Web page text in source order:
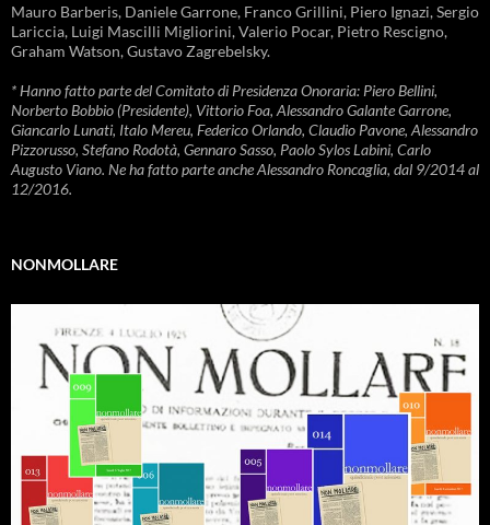
Mauro Barberis, Daniele Garrone, Franco Grillini, Piero Ignazi, Sergio
Lariccia, Luigi Mascilli Migliorini, Valerio Pocar, Pietro Rescigno,
Graham Watson, Gustavo Zagrebelsky.
* Hanno fatto parte del Comitato di Presidenza Onoraria: Piero Bellini,
Norberto Bobbio (Presidente), Vittorio Foa, Alessandro Galante Garrone,
Giancarlo Lunati, Italo Mereu, Federico Orlando, Claudio Pavone, Alessandro
Pizzorusso, Stefano Rodotà, Gennaro Sasso, Paolo Sylos Labini, Carlo
Augusto Viano. Ne ha fatto parte anche Alessandro Roncaglia, dal 9/2014 al
12/2016.
NONMOLLARE